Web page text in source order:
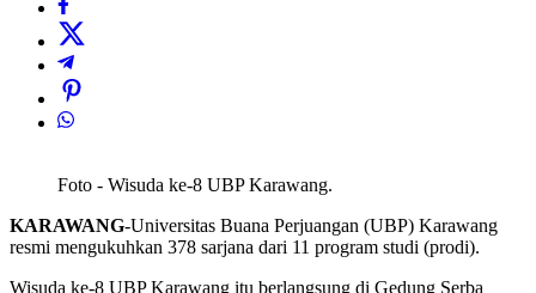
Foto - Wisuda ke-8 UBP Karawang.
KARAWANG-Universitas Buana Perjuangan (UBP) Karawang
resmi mengukuhkan 378 sarjana dari 11 program studi (prodi).
Wisuda ke-8 UBP Karawang itu berlangsung di Gedung Serba